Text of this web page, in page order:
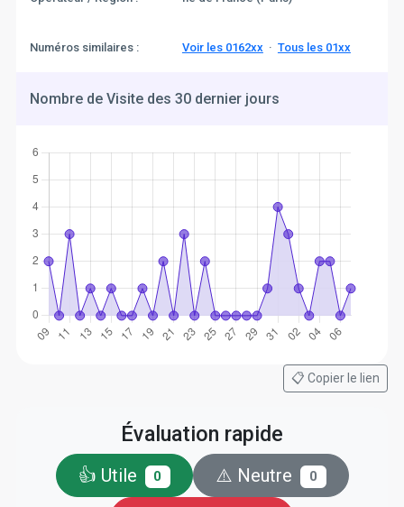
Numéros similaires : Voir les 0162xx· Tous les 01xx
Nombre de Visite des 30 dernier jours
📋 Copier le lien
Évaluation rapide
👍 Utile 0 ⚠️ Neutre 0